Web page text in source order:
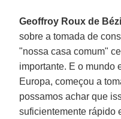
Geoffroy Roux de
sobre a tomada de
"nossa casa comum"
importante. E o mundo
Europa, começou a
possamos achar que
suficientemente rápido